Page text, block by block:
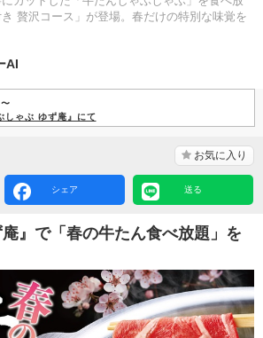
贅沢コース」が登場。春だけの特別な味覚を
AI
しゃぶ ゆず庵』にて
お気に入り
シェア 送る
』で「春の牛たん食べ放題」を